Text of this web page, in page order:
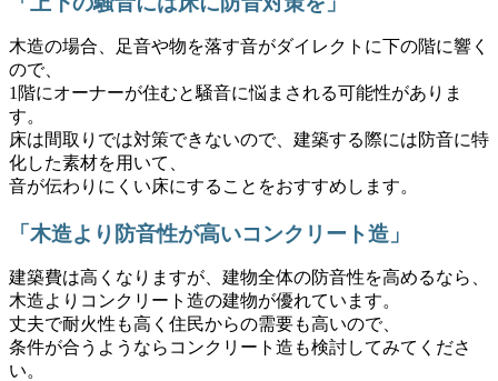
木造の場合、足音や物を落す音がダイレクトに下の階に響く
ので、
1階にオーナーが住むと騒音に悩まされる可能性がありま
す。
床は間取りでは対策できないので、建築する際には防音に特
化した素材を用いて、
音が伝わりにくい床にすることをおすすめします。
「木造より防音性が高いコンクリート造」
建築費は高くなりますが、建物全体の防音性を高めるなら、
木造よりコンクリート造の建物が優れています。
丈夫で耐火性も高く住民からの需要も高いので、
条件が合うようならコンクリート造も検討してみてくださ
い。